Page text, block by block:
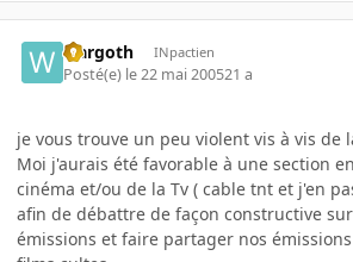
wargoth INpactien
Posté(e) le 22 mai 200521 a
je vous trouve un peu violent vis à vis de
Moi j'aurais été favorable à une section
cinéma et/ou de la Tv ( cable tnt et j'en
afin de débattre de façon constructive
émissions et faire partager nos